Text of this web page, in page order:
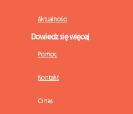
Aktualności
Dowiedz się więcej
Pomoc
Kontakt
O nas